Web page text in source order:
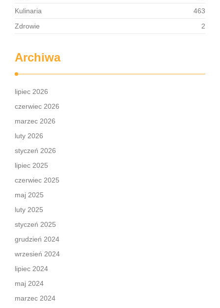
Kulinaria
463
Zdrowie
2
Archiwa
lipiec 2026
czerwiec 2026
marzec 2026
luty 2026
styczeń 2026
lipiec 2025
czerwiec 2025
maj 2025
luty 2025
styczeń 2025
grudzień 2024
wrzesień 2024
lipiec 2024
maj 2024
marzec 2024